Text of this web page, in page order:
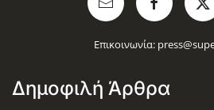
Επικοινωνία:
Δημοφιλή Άρθρα